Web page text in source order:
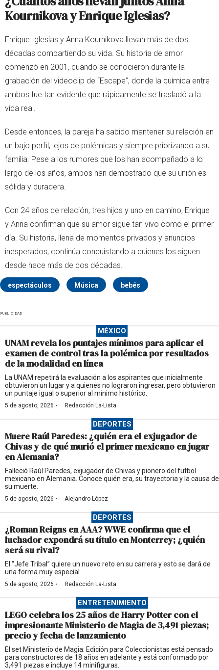
Kournikova y Enrique Iglesias?
Enrique Iglesias y Anna Kournikova llevan más de dos
décadas compartiendo su vida. Su historia de amor
comenzó en 2001, cuando se conocieron durante la
grabación del videoclip de “Escape”, donde la química entre
ambos fue tan evidente que rápidamente se trasladó a la
vida real.
Desde entonces, la pareja ha sabido mantener su relación en
un bajo perfil, lejos de polémicas y siempre priorizando a su
familia. Pese a los rumores que los han acompañado a lo
largo de los años, ambos han demostrado que su unión es
sólida y duradera.
Con 24 años de relación, tres hijos y uno en camino, Enrique
y Anna confirman que su amor sigue tan vivo como el primer
día. Su historia, llena de momentos privados y anuncios
inesperados, continúa conquistando a quienes los siguen
desde hace más de dos décadas.
espectáculos Música bebés
PUBLICIDAD
MÉXICO
UNAM revela los puntajes mínimos para aplicar el
examen de control tras la polémica por resultados
de la modalidad en línea
La UNAM repetirá la evaluación a los aspirantes que inicialmente
obtuvieron un lugar y a quienes no lograron ingresar, pero obtuvieron
un puntaje igual o superior al mínimo histórico.
5 de agosto, 2026 · Redacción La-Lista
DEPORTES
Muere Raúl Paredes: ¿quién era el exjugador de
Chivas y de qué murió el primer mexicano en jugar
en Alemania?
Falleció Raúl Paredes, exjugador de Chivas y pionero del futbol
mexicano en Alemania. Conoce quién era, su trayectoria y la causa de
su muerte.
5 de agosto, 2026 · Alejandro López
DEPORTES
¿Roman Reigns en AAA? WWE confirma que el
luchador expondrá su título en Monterrey; ¿quién
será su rival?
El “Jefe Tribal” quiere un nuevo reto en su carrera y esto se dará de
una forma muy especial.
5 de agosto, 2026 · Redacción La-Lista
ENTRETENIMIENTO
LEGO celebra los 25 años de Harry Potter con el
impresionante Ministerio de Magia de 3,491 piezas;
precio y fecha de lanzamiento
El set Ministerio de Magia: Edición para Coleccionistas está pensado
para constructores de 18 años en adelante y está conformado por
3,491 piezas e incluye 14 minifiguras.